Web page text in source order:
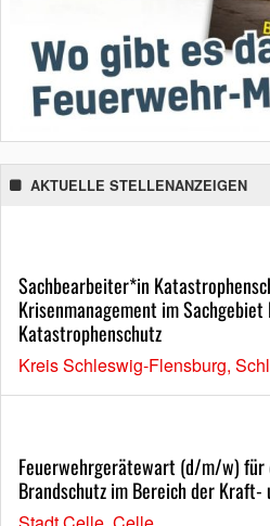
AKTUELLE STELLENANZEIGEN
Sachbearbeiter*in
Krisenmanagement im Sachgebiet
Katastrophenschutz
Kreis Schleswig-Flensburg,
Feuerwehrgerätewart (d/m/w) für
Brandschutz im Bereich der